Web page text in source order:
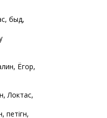
быд,
Ёгор,
Локтас,